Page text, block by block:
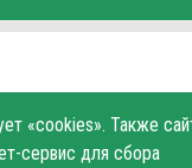
«cookies». Также
сервис для сбора